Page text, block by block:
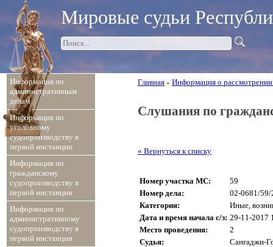
Информация по
административным
делам
Информация по
уголовному
судопроизводству в
первой инстанции
Информация по
гражданскому
судопроизводству в
первой инстанции
Информация по
административному
судопроизводству в
первой инстанции
Мировые судьи
Главная » Информация о рассмотрении
Слушания по
« Вернуться к списку
Номер участка МС:
59
Номер дела:
02-0681/59/
Категория:
Иные,
Дата и время начала с/з: 29-11-2017
Место проведения:
2
Судья:
Сангаджи-